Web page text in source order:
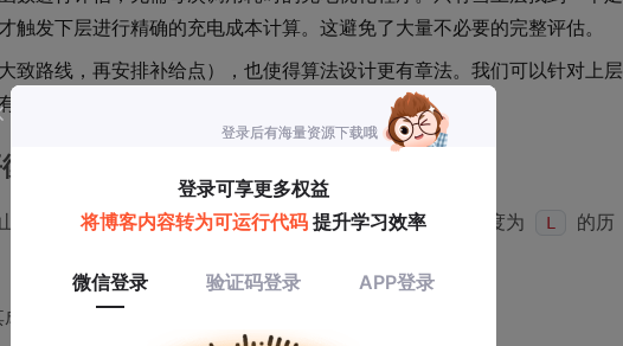
发下层进行精确的充电成本计算。这避免了大量不必要的完整评估。
致路线，再安排补给点），也使得算法设计更有章法。我们可以针对上层
效的搜索算子。
法只接受比当前解更好的移动不同，LAHC引入了一个长度为 L
的历
本